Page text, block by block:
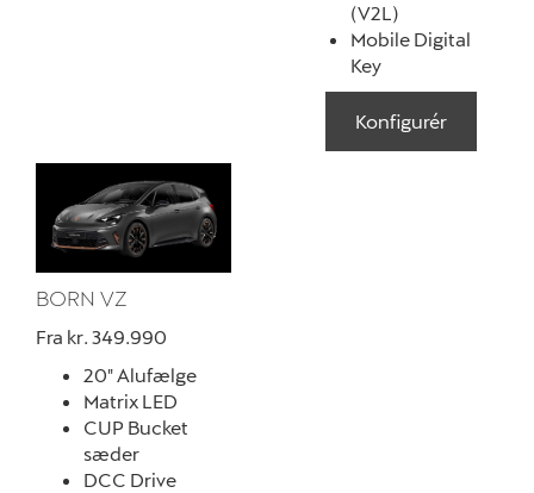
(V2L)
Mobile Digital
Key
Konfigurér
BORN VZ
Fra kr. 349.990
20" Alufælge
Matrix LED
CUP Bucket
sæder
DCC Drive